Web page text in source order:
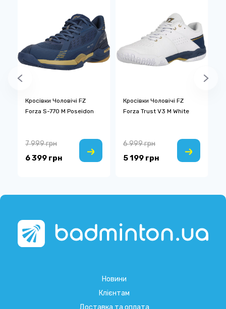
Кросівки Чоловічі FZ
Forza S-770 M Poseidon
6 399 грн
7 999 грн
Кросівки Чоловічі FZ
Forza Trust V3 M White
5 199 грн
6 999 грн
Новини
Клієнтам
Доставка та оплата